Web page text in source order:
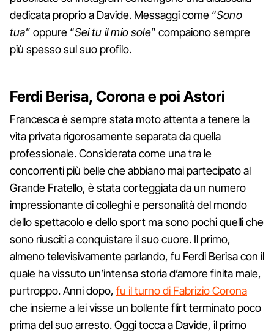
dedicata proprio a Davide. Messaggi come “Sono
tua” oppure “Sei tu il mio sole” compaiono sempre
più spesso sul suo profilo.
Ferdi Berisa, Corona e poi Astori
Francesca è sempre stata moto attenta a tenere la
vita privata rigorosamente separata da quella
professionale. Considerata come una tra le
concorrenti più belle che abbiano mai partecipato al
Grande Fratello, è stata corteggiata da un numero
impressionante di colleghi e personalità del mondo
dello spettacolo e dello sport ma sono pochi quelli che
sono riusciti a conquistare il suo cuore. Il primo,
almeno televisivamente parlando, fu Ferdi Berisa con il
quale ha vissuto un’intensa storia d’amore finita male,
purtroppo. Anni dopo, fu il turno di Fabrizio Corona
che insieme a lei visse un bollente flirt terminato poco
prima del suo arresto. Oggi tocca a Davide, il primo